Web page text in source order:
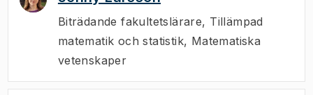
Biträdande fakultetslärare, Tillämpad
matematik och statistik, Matematiska
vetenskaper